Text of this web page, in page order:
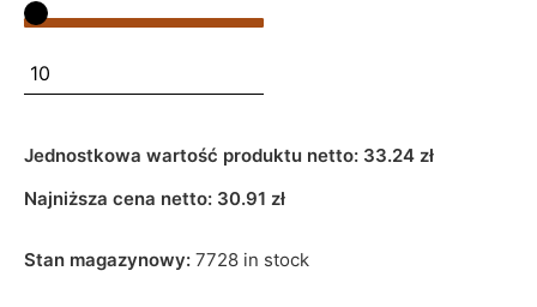
Jednostkowa wartość produktu netto: 33.24 zł
Najniższa cena netto: 30.91 zł
Stan magazynowy: 7728 in stock